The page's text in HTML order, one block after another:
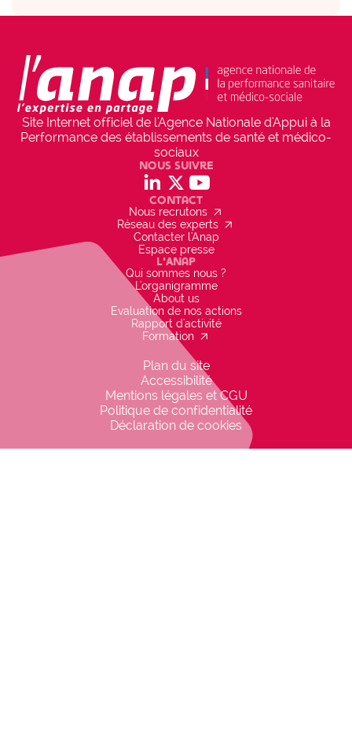
group
• Services techniques,
• Professionnels,
• Délégation médico-administrative à
l'innovation,
• DRH adjointe,
Projet inscrit dans la politique de
l'établissement
check_circleOUI
Inscrit dans la stratégie de la délégation à
l'innovation, présenté officiellement en comité
stratégique (DG, CME, doyen).
Site Internet officiel de l'Agence Nationale d'Appui à la
Performance des établissements de santé et médico-
sociaux
Nous suivre
social_linkedin social_x social_youtube
Contact
Nous recrutons arrow_outward
Réseau des experts arrow_outward
Contacter l'Anap
Espace presse
L'Anap
Qui sommes nous ?
L'organigramme
About us
Evaluation de nos actions
Rapport d'activité
Formation arrow_outward
Plan du site
Accessibilité
Mentions légales et CGU
Politique de confidentialité
Déclaration de cookies